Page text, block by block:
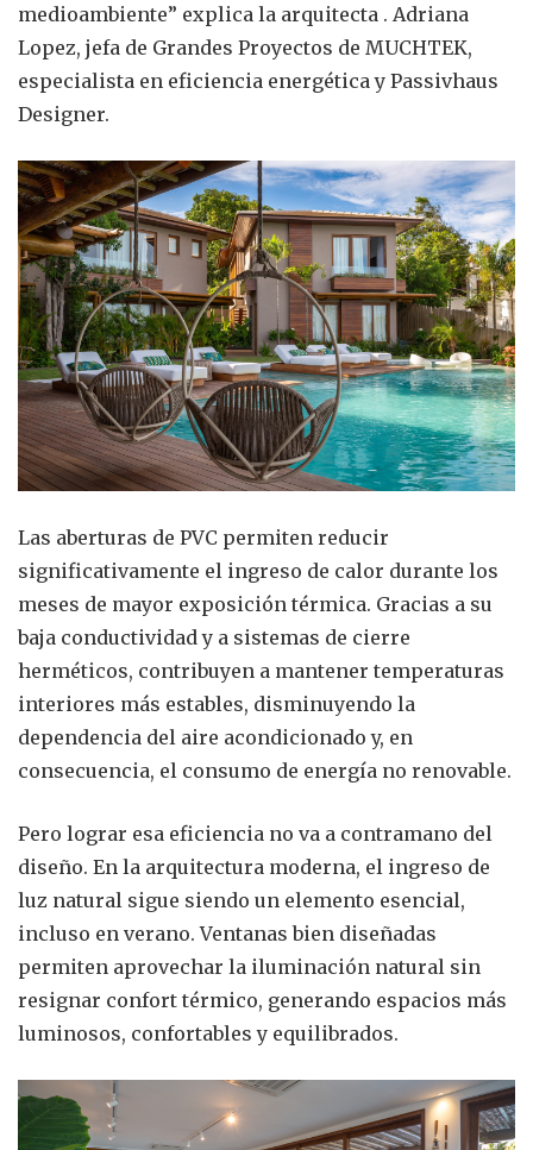
medioambiente” explica la arquitecta . Adriana
Lopez, jefa de Grandes Proyectos de MUCHTEK,
especialista en eficiencia energética y Passivhaus
Designer.
Las aberturas de PVC permiten reducir
significativamente el ingreso de calor durante los
meses de mayor exposición térmica. Gracias a su
baja conductividad y a sistemas de cierre
herméticos, contribuyen a mantener temperaturas
interiores más estables, disminuyendo la
dependencia del aire acondicionado y, en
consecuencia, el consumo de energía no renovable.
Pero lograr esa eficiencia no va a contramano del
diseño. En la arquitectura moderna, el ingreso de
luz natural sigue siendo un elemento esencial,
incluso en verano. Ventanas bien diseñadas
permiten aprovechar la iluminación natural sin
resignar confort térmico, generando espacios más
luminosos, confortables y equilibrados.